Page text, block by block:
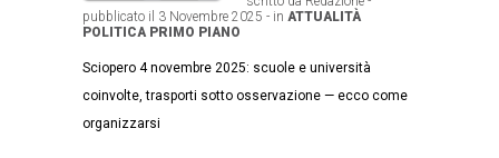
pubblicato il 3 Novembre 2025 - in ATTUALITÀ
POLITICA PRIMO PIANO
Sciopero 4 novembre 2025: scuole e università
coinvolte, trasporti sotto osservazione — ecco come
organizzarsi